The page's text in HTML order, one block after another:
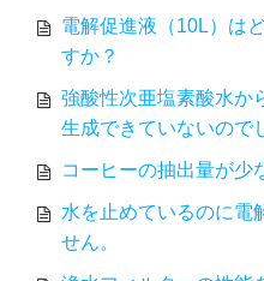
電解促進液（10L）は
すか？
強酸性次亜塩素酸水か
生成できていないので
コーヒーの抽出量が少
水を止めているのに電
せん。